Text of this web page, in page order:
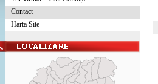
Contact
Harta Site